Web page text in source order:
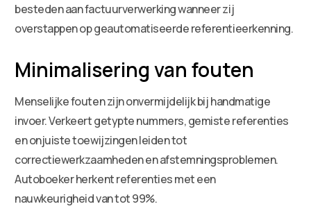
besteden aan factuurverwerking wanneer zij
overstappen op geautomatiseerde referentieerkenning.
Minimalisering van fouten
Menselijke fouten zijn onvermijdelijk bij handmatige
invoer. Verkeert getypte nummers, gemiste referenties
en onjuiste toewijzingen leiden tot
correctiewerkzaamheden en afstemningsproblemen.
Autoboeker herkent referenties met een
nauwkeurigheid van tot 99%.